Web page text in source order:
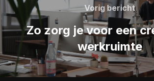
navigatie
Vorig
bericht
Vorig bericht
Zo zorg je voor een
werkruimte